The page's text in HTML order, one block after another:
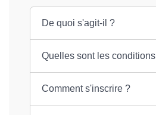
De quoi s'agit-il ?
Quelles sont les
Comment s'inscrire ?